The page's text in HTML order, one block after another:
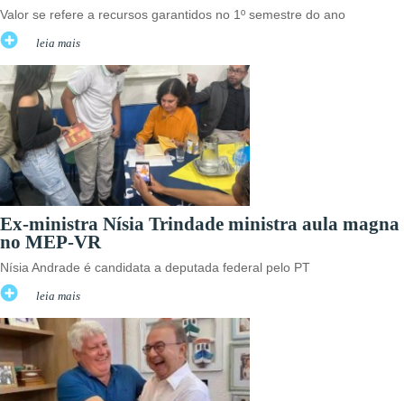
Valor se refere a recursos garantidos no 1º semestre do ano
leia mais
Ex-ministra Nísia Trindade ministra aula magna
no MEP-VR
Nísia Andrade é candidata a deputada federal pelo PT
leia mais